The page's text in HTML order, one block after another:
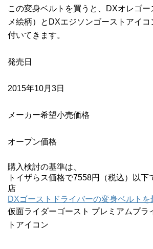
この変身ベルトを買うと、 DXオレゴー
メ絵柄）とDXエジソンゴーストアイ
付いてきます。
発売日
2015年10月3日
メーカー希望小売価格
オープン価格
購入検討の基準は、
トイザらス価格で7558円（税込）以下
店
DXゴーストドライバーの変身ベルトを
仮面ライダーゴースト プレミアムプラ
トアイコン